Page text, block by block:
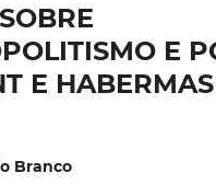
E
E HABERMAS
Branco